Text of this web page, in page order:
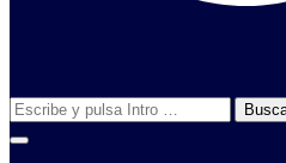
Buscar: